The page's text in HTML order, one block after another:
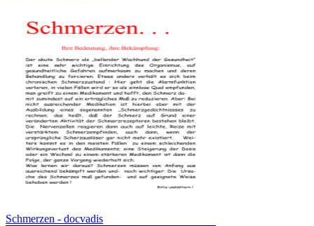
Schmerzen - docvadis